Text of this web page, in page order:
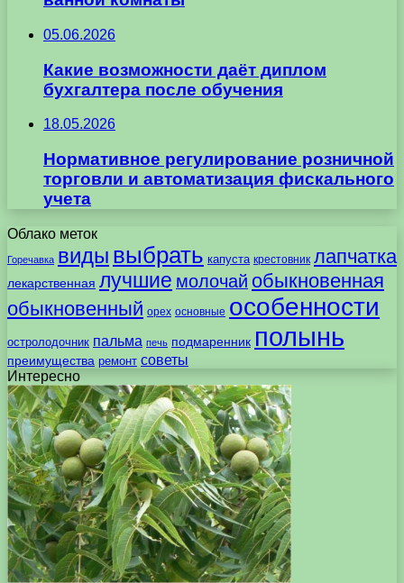
05.06.2026
Какие возможности даёт диплом
бухгалтера после обучения
18.05.2026
Нормативное регулирование розничной
торговли и автоматизация фискального
учета
Облако меток
Горечавка виды выбрать капуста крестовник лапчатка
лекарственная лучшие молочай обыкновенная
обыкновенный орех основные особенности
остролодочник пальма печь подмаренник полынь
преимущества ремонт советы
Интересно